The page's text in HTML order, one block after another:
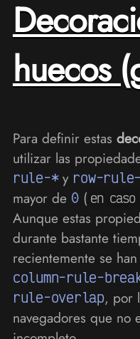
huecos
Para definir estas
utilizar las
rule-*y row-
mayor de 0( en
Aunque estas
durante bastante
recientemente se
column-rule-
rule-overlap, por
navegadores que no